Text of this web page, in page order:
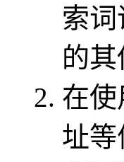
索
的
在
址等